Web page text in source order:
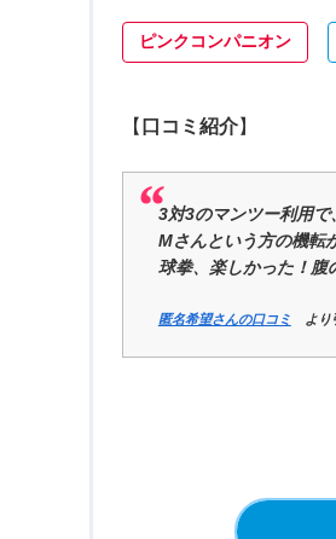
ピンクコンパニオン
【 口コミ紹介】
3対3のマンツー利用
Mさんという方の機転
球拳、楽しかった！腹
匿名希望さんの口コミ より